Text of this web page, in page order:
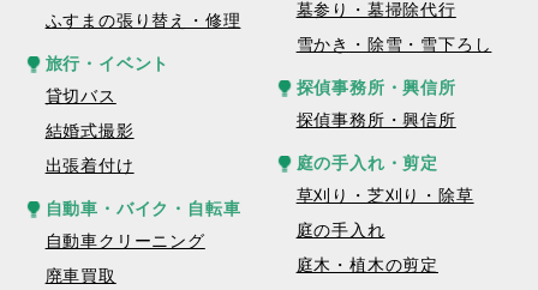
ふすまの張り替え・修理
旅行・イベント
貸切バス
結婚式撮影
出張着付け
自動車・バイク・自転車
自動車クリーニング
廃車買取
墓参り・墓掃除代行
雪かき・除雪・雪下ろし
探偵事務所・興信所
探偵事務所・興信所
庭の手入れ・剪定
草刈り・芝刈り・除草
庭の手入れ
庭木・植木の剪定